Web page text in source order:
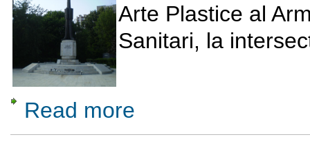
Arte Plastice al
Sanitari, la
Read more